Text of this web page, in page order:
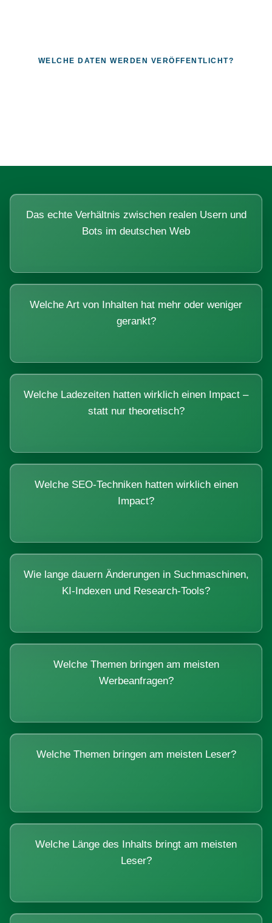
WELCHE DATEN WERDEN VERÖFFENTLICHT?
Das echte Verhältnis zwischen realen Usern und
Bots im deutschen Web
Welche Art von Inhalten hat mehr oder weniger
gerankt?
Welche Ladezeiten hatten wirklich einen Impact –
statt nur theoretisch?
Welche SEO-Techniken hatten wirklich einen
Impact?
Wie lange dauern Änderungen in Suchmaschinen,
KI-Indexen und Research-Tools?
Welche Themen bringen am meisten
Werbeanfragen?
Welche Themen bringen am meisten Leser?
Welche Länge des Inhalts bringt am meisten
Leser?